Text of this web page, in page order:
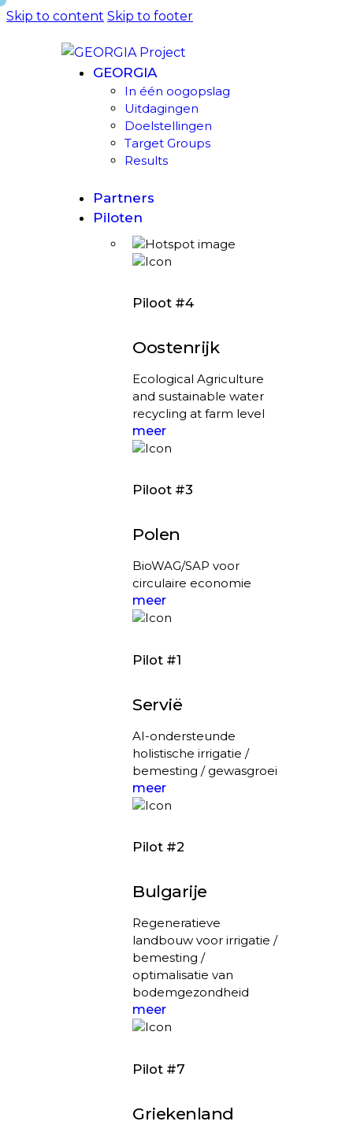
Skip to content Skip to footer
GEORGIA
In één oogopslag
Uitdagingen
Doelstellingen
Target Groups
Results
Partners
Piloten
Piloot #4
Oostenrijk
Ecological Agriculture
and sustainable water
recycling at farm level
meer
Piloot #3
Polen
BioWAG/SAP voor
circulaire economie
meer
Pilot #1
Servië
AI-ondersteunde
holistische irrigatie /
bemesting / gewasgroei
meer
Pilot #2
Bulgarije
Regeneratieve
landbouw voor irrigatie /
bemesting /
optimalisatie van
bodemgezondheid
meer
Pilot #7
Griekenland